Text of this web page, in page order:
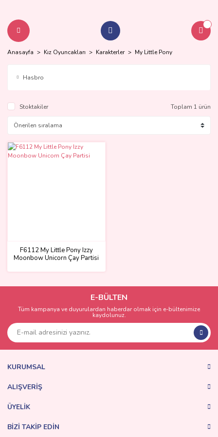
Anasayfa Kız Oyuncakları Karakterler My Little Pony
Hasbro
Stoktakiler Toplam 1 ürün
F6112 My Little Pony Izzy
Moonbow Unicorn Çay Partisi
E-BÜLTEN
Tüm kampanya ve duyurulardan haberdar olmak için e-bültenimize
kaydolunuz.
KURUMSAL
ALIŞVERİŞ
ÜYELİK
BİZİ TAKİP EDİN